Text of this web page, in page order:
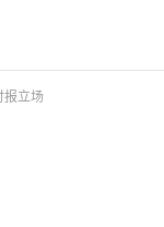
立场